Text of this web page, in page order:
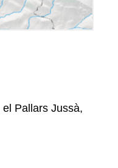
Pallars Jussà,